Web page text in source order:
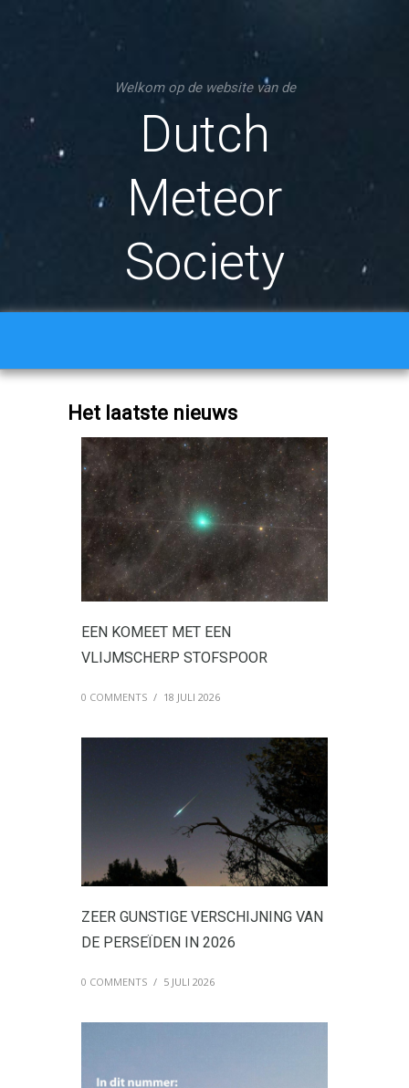
Welkom op de website van de
Dutch
Meteor
Society
Het laatste nieuws
EEN KOMEET MET EEN
VLIJMSCHERP STOFSPOOR
0 COMMENTS / 18 JULI 2026
ZEER GUNSTIGE VERSCHIJNING VAN
DE PERSEÏDEN IN 2026
0 COMMENTS / 5 JULI 2026